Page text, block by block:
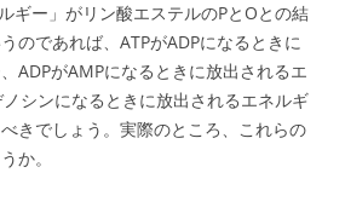
ギー」がリン酸エステルのPとOとの結
のであれば、ATPがADPになるときに
ADPがAMPになるときに放出されるエ
シンになるときに放出されるエネルギ
きでしょう。実際のところ、これらの
か。